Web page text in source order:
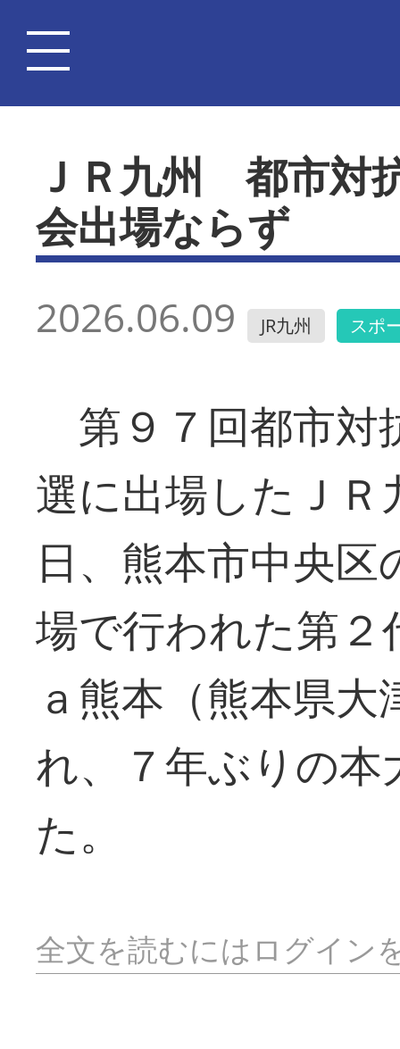
ＪＲ九州 都市対
会出場ならず
2026.06.09 JR九州 スポ
第９７回都市対
選に出場したＪＲ
日、熊本市中央
場で行われた第２
ａ熊本（熊本県
れ、７年ぶりの
た。
全文を読むにはログイン